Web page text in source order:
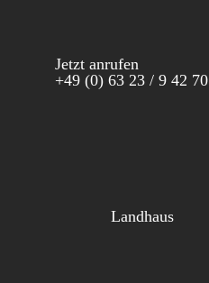
Jetzt anrufen
+49 (0) 63 23 / 9 42 70
Landhaus